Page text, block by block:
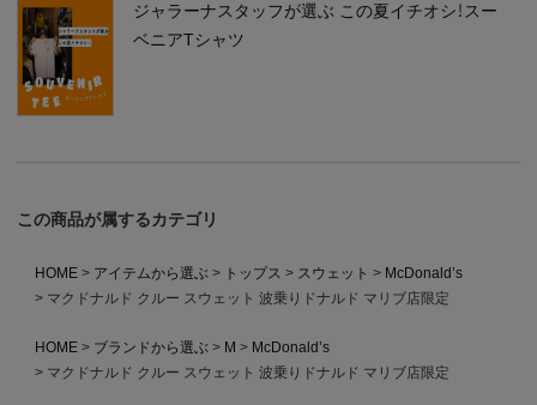
ジャラーナスタッフが選ぶ この夏イチオシ！スー
ベニアTシャツ
この商品が属するカテゴリ
HOME アイテムから選ぶ トップス スウェット
McDonald’s
マクドナルド クルー スウェット 波乗りドナルド マリブ店限定
HOME ブランドから選ぶ M
McDonald’s
マクドナルド クルー スウェット 波乗りドナルド マリブ店限定